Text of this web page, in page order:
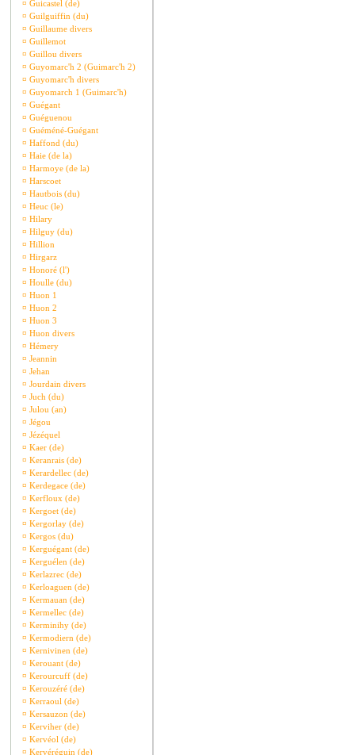
¤ Guicastel (de)
¤ Guilguiffin (du)
¤ Guillaume divers
¤ Guillemot
¤ Guillou divers
¤ Guyomarc'h 2 (Guimarc'h 2)
¤ Guyomarc'h divers
¤ Guyomarch 1 (Guimarc'h)
¤ Guégant
¤ Guéguenou
¤ Guéméné-Guégant
¤ Haffond (du)
¤ Haie (de la)
¤ Harmoye (de la)
¤ Harscoet
¤ Hautbois (du)
¤ Heuc (le)
¤ Hilary
¤ Hilguy (du)
¤ Hillion
¤ Hirgarz
¤ Honoré (l')
¤ Houlle (du)
¤ Huon 1
¤ Huon 2
¤ Huon 3
¤ Huon divers
¤ Hémery
¤ Jeannin
¤ Jehan
¤ Jourdain divers
¤ Juch (du)
¤ Julou (an)
¤ Jégou
¤ Jézéquel
¤ Kaer (de)
¤ Keranrais (de)
¤ Kerardellec (de)
¤ Kerdegace (de)
¤ Kerfloux (de)
¤ Kergoet (de)
¤ Kergorlay (de)
¤ Kergos (du)
¤ Kerguégant (de)
¤ Kerguélen (de)
¤ Kerlazrec (de)
¤ Kerloaguen (de)
¤ Kermauan (de)
¤ Kermellec (de)
¤ Kerminihy (de)
¤ Kermodiern (de)
¤ Kernivinen (de)
¤ Kerouant (de)
¤ Kerourcuff (de)
¤ Kerouzéré (de)
¤ Kerraoul (de)
¤ Kersauzon (de)
¤ Kerviher (de)
¤ Kervéol (de)
¤ Kervéréguin (de)